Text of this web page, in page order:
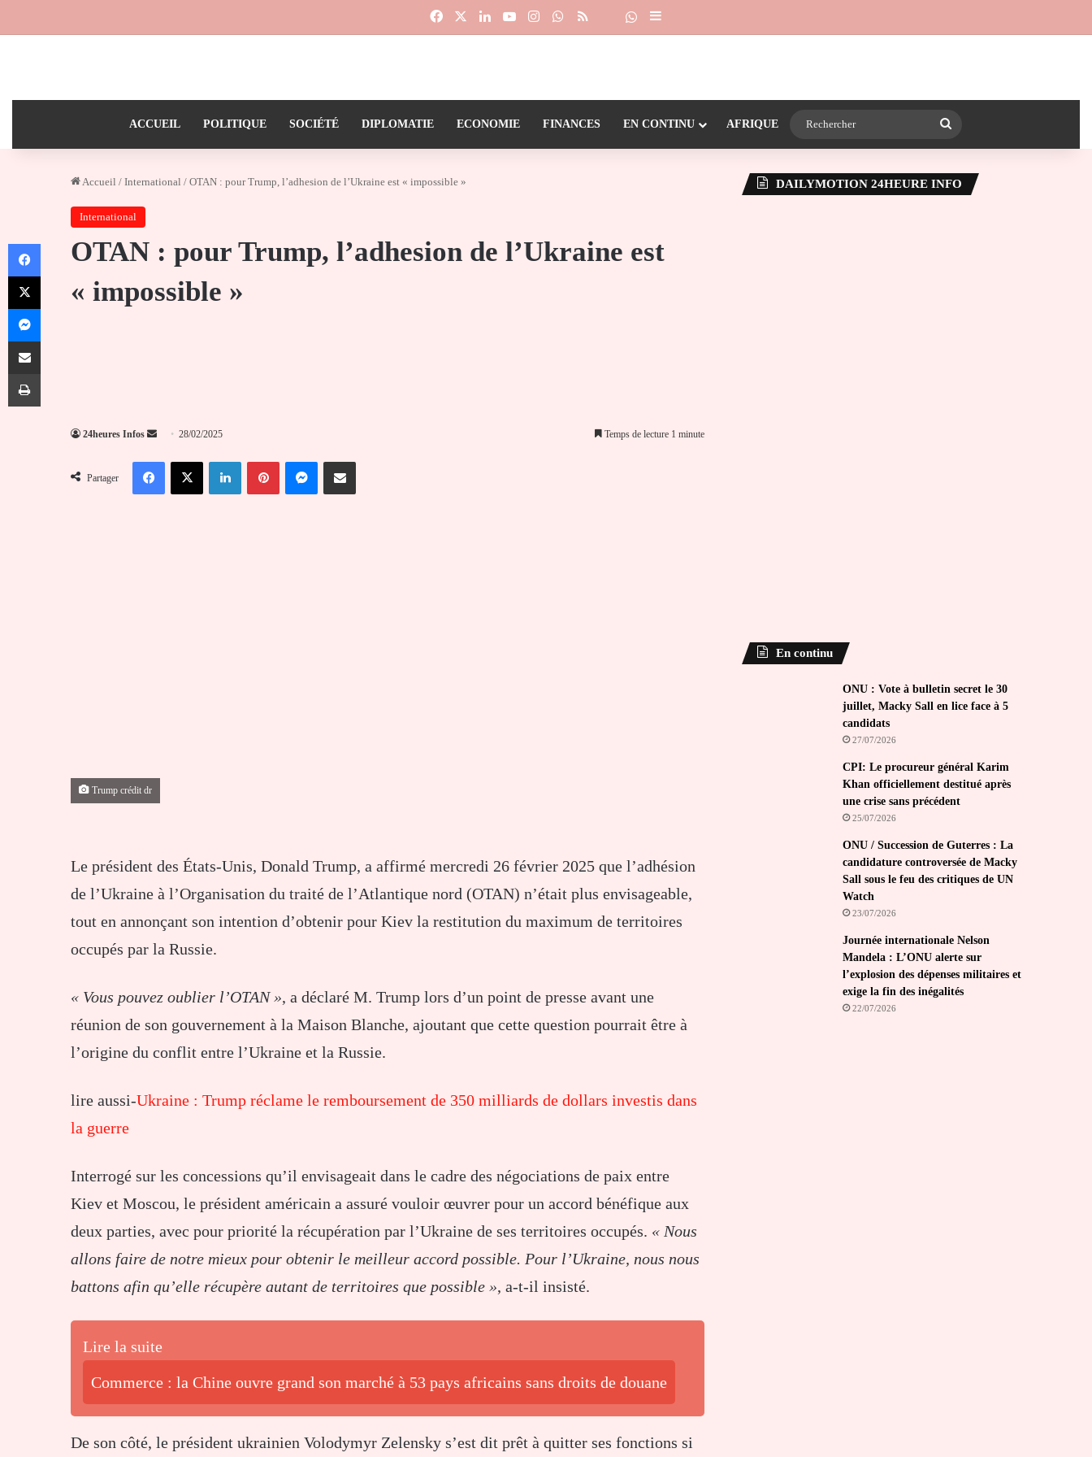
FacebookLinkedinYouTubeInstagramWhatsApp
RSS Dailymotion
Suivre la chaîne 24heureinfo sur WhatsApp
Sidebar (barre latérale)
ACCUEIL POLITIQUE SOCIÉTÉ DIPLOMATIE ECONOMIE FINANCES EN CONTINU AFRIQUE
Accueil / International / OTAN : pour Trump, l’adhesion de l’Ukraine est « impossible »
International
OTAN : pour Trump, l’adhesion de l’Ukraine est
« impossible »
24heures Infos
Envoyer
courriel
28/02/2025 Temps de lecture 1 minute
Partager
FacebookX LinkedinPinterestMessengerPartager par email
Trump crédit dr
Le président des États-Unis, Donald Trump, a affirmé mercredi 26 février 2025 que l’adhésion
de l’Ukraine à l’Organisation du traité de l’Atlantique nord (OTAN) n’était plus envisageable,
tout en annonçant son intention d’obtenir pour Kiev la restitution du maximum de territoires
occupés par la Russie.
« Vous pouvez oublier l’OTAN », a déclaré M. Trump lors d’un point de presse avant une
réunion de son gouvernement à la Maison Blanche, ajoutant que cette question pourrait être à
l’origine du conflit entre l’Ukraine et la Russie.
lire aussi-Ukraine : Trump réclame le remboursement de 350 milliards de dollars investis dans
la guerre
Interrogé sur les concessions qu’il envisageait dans le cadre des négociations de paix entre
Kiev et Moscou, le président américain a assuré vouloir œuvrer pour un accord bénéfique aux
deux parties, avec pour priorité la récupération par l’Ukraine de ses territoires occupés. « Nous
allons faire de notre mieux pour obtenir le meilleur accord possible. Pour l’Ukraine, nous nous
battons afin qu’elle récupère autant de territoires que possible », a-t-il insisté.
Lire la suite
Commerce : la Chine ouvre grand son marché à 53 pays africains sans droits de douane
De son côté, le président ukrainien Volodymyr Zelensky s’est dit prêt à quitter ses fonctions si
DAILYMOTION 24HEURE INFO
En continu
ONU : Vote à bulletin secret le 30
juillet, Macky Sall en lice face à 5
candidats
27/07/2026
CPI: Le procureur général Karim
Khan officiellement destitué après
une crise sans précédent
25/07/2026
ONU / Succession de Guterres : La
candidature controversée de Macky
Sall sous le feu des critiques de UN
Watch
23/07/2026
Journée internationale Nelson
Mandela : L’ONU alerte sur
l’explosion des dépenses militaires et
exige la fin des inégalités
22/07/2026
Facebook
X
Messenger
Partager par email